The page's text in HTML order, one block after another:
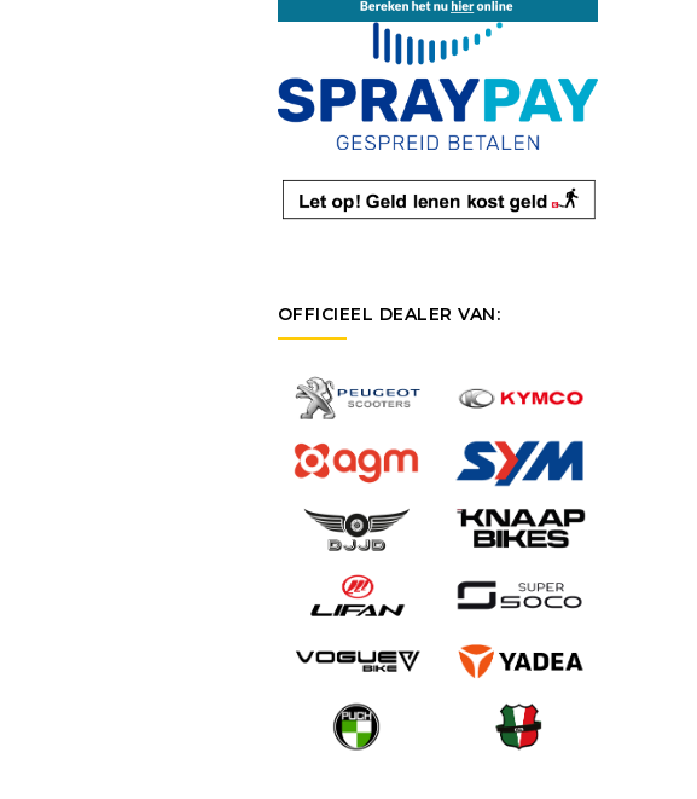
OFFICIEEL DEALER VAN: